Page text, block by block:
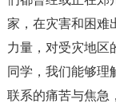
家，在灾害和困难
力量，对受灾地区
同学，我们能够理
联系的痛苦与焦急